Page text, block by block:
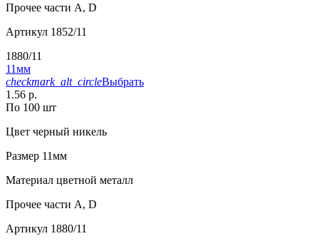
Прочее части А, D
Артикул 1852/11
1880/11
11мм
checkmark_alt_circleВыбрать
1.56 р.
По 100 шт
Цвет черный никель
Размер 11мм
Материал цветной металл
Прочее части А, D
Артикул 1880/11